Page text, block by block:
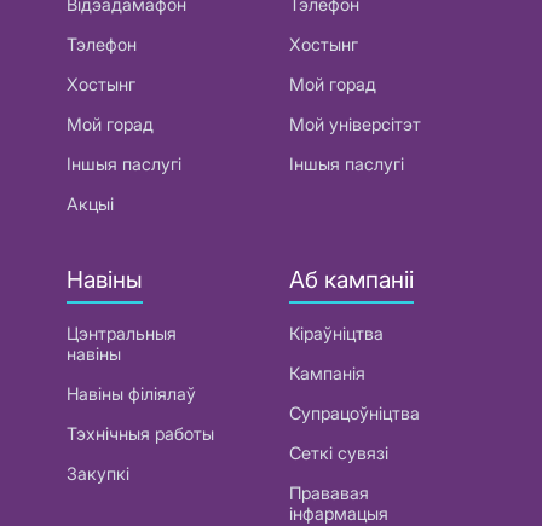
Тэлефон
Хостынг
Мой горад
Іншыя паслугі
Акцыі
Хостынг
Мой горад
Мой універсітэт
Іншыя паслугі
Навіны
Цэнтральныя
навіны
Навіны філіялаў
Тэхнічныя работы
Закупкі
Аб кампаніі
Кіраўніцтва
Кампанія
Супрацоўніцтва
Сеткі сувязі
Прававая
інфармацыя